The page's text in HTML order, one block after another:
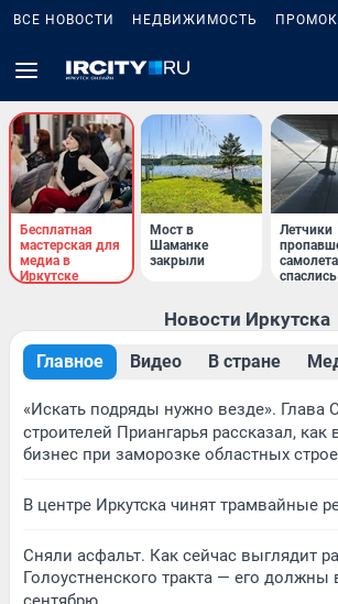
ВСЕ НОВОСТИ НЕДВИЖИМОСТЬ
Бесплатная
мастерская для
медиа в
Иркутске
Мост в
Шаманке
закрыли
Летчики
самолета
спаслись
Новости Иркутска
Главное Видео В стране
«Искать подряды нужно везде». Глава
строителей Приангарья рассказал,
бизнес при заморозке областных
В центре Иркутска чинят трамвайные
Сняли асфальт. Как сейчас выглядит
Голоустненского тракта — его должны